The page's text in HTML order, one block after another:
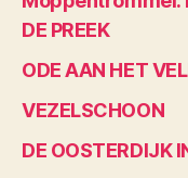
DE PREEK
ODE AAN HET
VEZELSCHOON
DE OOSTERDIJK